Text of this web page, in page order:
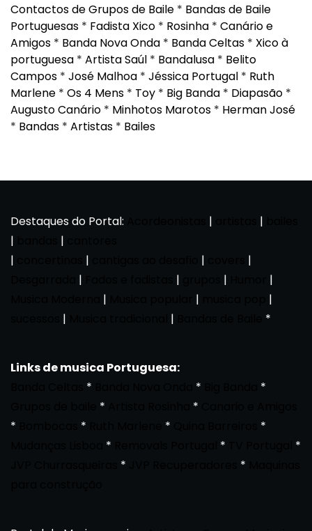
Contactos de Grupos de Baile * Bandas de Baile
Portuguesas * Fadista Xico * Rosinha * Canário e
Amigos * Banda Nova Onda * Banda Celtas * Xico à
portuguesa * Artista Saúl * Bandalusa * Belito
Campos * José Malhoa * Jéssica Portugal * Ruth
Marlene * Os 4 Mens * Toy * Big Banda * Diapasão *
Augusto Canário * Minhotos Marotos * Herman José
* Bandas * Artistas * Bailes
Destaques do Portal: | |
|
|
|
| |
|
| | |
|
| |
|
| | *
Links de musica Portuguesa:
* *
*
* *
*
* *
*
* *
*
* *